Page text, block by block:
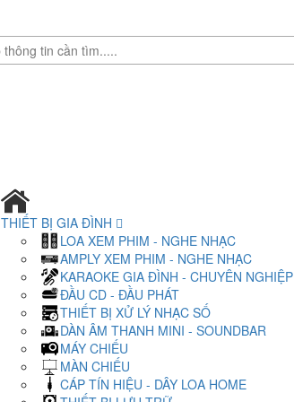
THIẾT BỊ GIA ĐÌNH
LOA XEM PHIM - NGHE NHẠC
AMPLY XEM PHIM - NGHE NHẠC
KARAOKE GIA ĐÌNH - CHUYÊN NGHIỆP
ĐẦU CD - ĐẦU PHÁT
THIẾT BỊ XỬ LÝ NHẠC SỐ
DÀN ÂM THANH MINI - SOUNDBAR
MÁY CHIẾU
MÀN CHIẾU
CÁP TÍN HIỆU - DÂY LOA HOME